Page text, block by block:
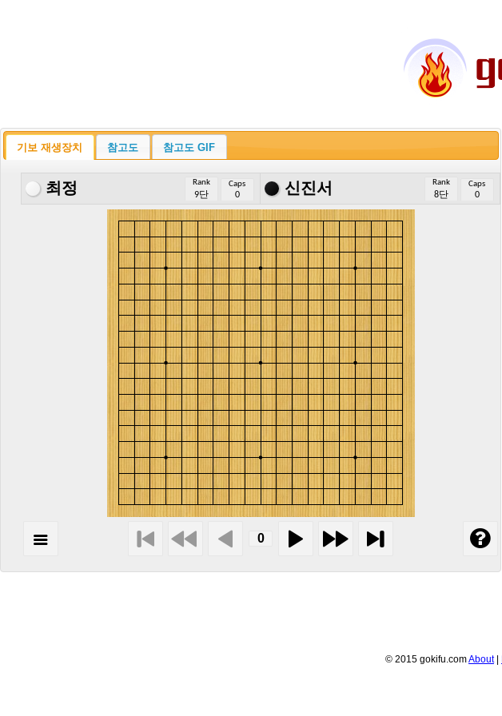
기보 재생장치 참고도 참고도 GIF
최정 Rank
9단
Caps
0 신진서 Rank
8단
Caps
0
© 2015 gokifu.comAbout|